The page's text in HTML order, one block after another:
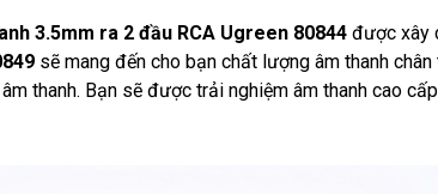
3.5mm ra 2 đầu RCA Ugreen 80844 được xây
sẽ mang đến cho bạn chất lượng âm thanh
thanh. Bạn sẽ được trải nghiệm âm thanh cao